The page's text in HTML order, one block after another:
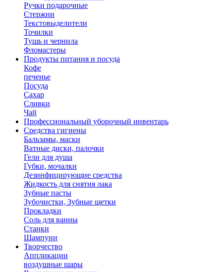
Ручки подарочные
Стержни
Текстовыделители
Точилки
Тушь и чернила
Фломастеры
Продукты питания и посуда
Кофе
печенье
Посуда
Сахар
Сливки
Чай
Профессиональный уборочный инвентарь
Средства гигиены
Бальзамы, маски
Ватные диски, палочки
Гели для душа
Губки, мочалки
Дезинфицирующие средства
Жидкость для снятия лака
Зубные пасты
Зубочистки, Зубные щетки
Прокладки
Соль для ванны
Станки
Шампуни
Творчество
Аппликации
воздушные шары